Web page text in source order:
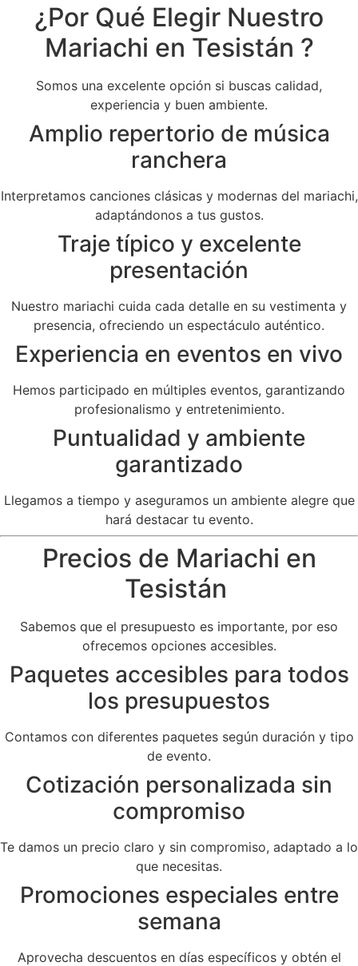
¿Por Qué Elegir Nuestro
Mariachi en Tesistán ?
Somos una excelente opción si buscas calidad,
experiencia y buen ambiente.
Amplio repertorio de música
ranchera
Interpretamos canciones clásicas y modernas del mariachi,
adaptándonos a tus gustos.
Traje típico y excelente
presentación
Nuestro mariachi cuida cada detalle en su vestimenta y
presencia, ofreciendo un espectáculo auténtico.
Experiencia en eventos en vivo
Hemos participado en múltiples eventos, garantizando
profesionalismo y entretenimiento.
Puntualidad y ambiente
garantizado
Llegamos a tiempo y aseguramos un ambiente alegre que
hará destacar tu evento.
Precios de Mariachi en
Tesistán
Sabemos que el presupuesto es importante, por eso
ofrecemos opciones accesibles.
Paquetes accesibles para todos
los presupuestos
Contamos con diferentes paquetes según duración y tipo
de evento.
Cotización personalizada sin
compromiso
Te damos un precio claro y sin compromiso, adaptado a lo
que necesitas.
Promociones especiales entre
semana
Aprovecha descuentos en días específicos y obtén el